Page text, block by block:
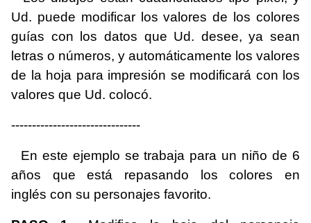
Ud. puede modificar los valores de los colores
guías con los datos que Ud. desee, ya sean
letras o números, y automáticamente los valores
de la hoja para impresión se modificará con los
valores que Ud. colocó.
-------------------------------
En este ejemplo se trabaja para un niño de 6
años que está repasando los colores en
inglés con su personajes favorito.